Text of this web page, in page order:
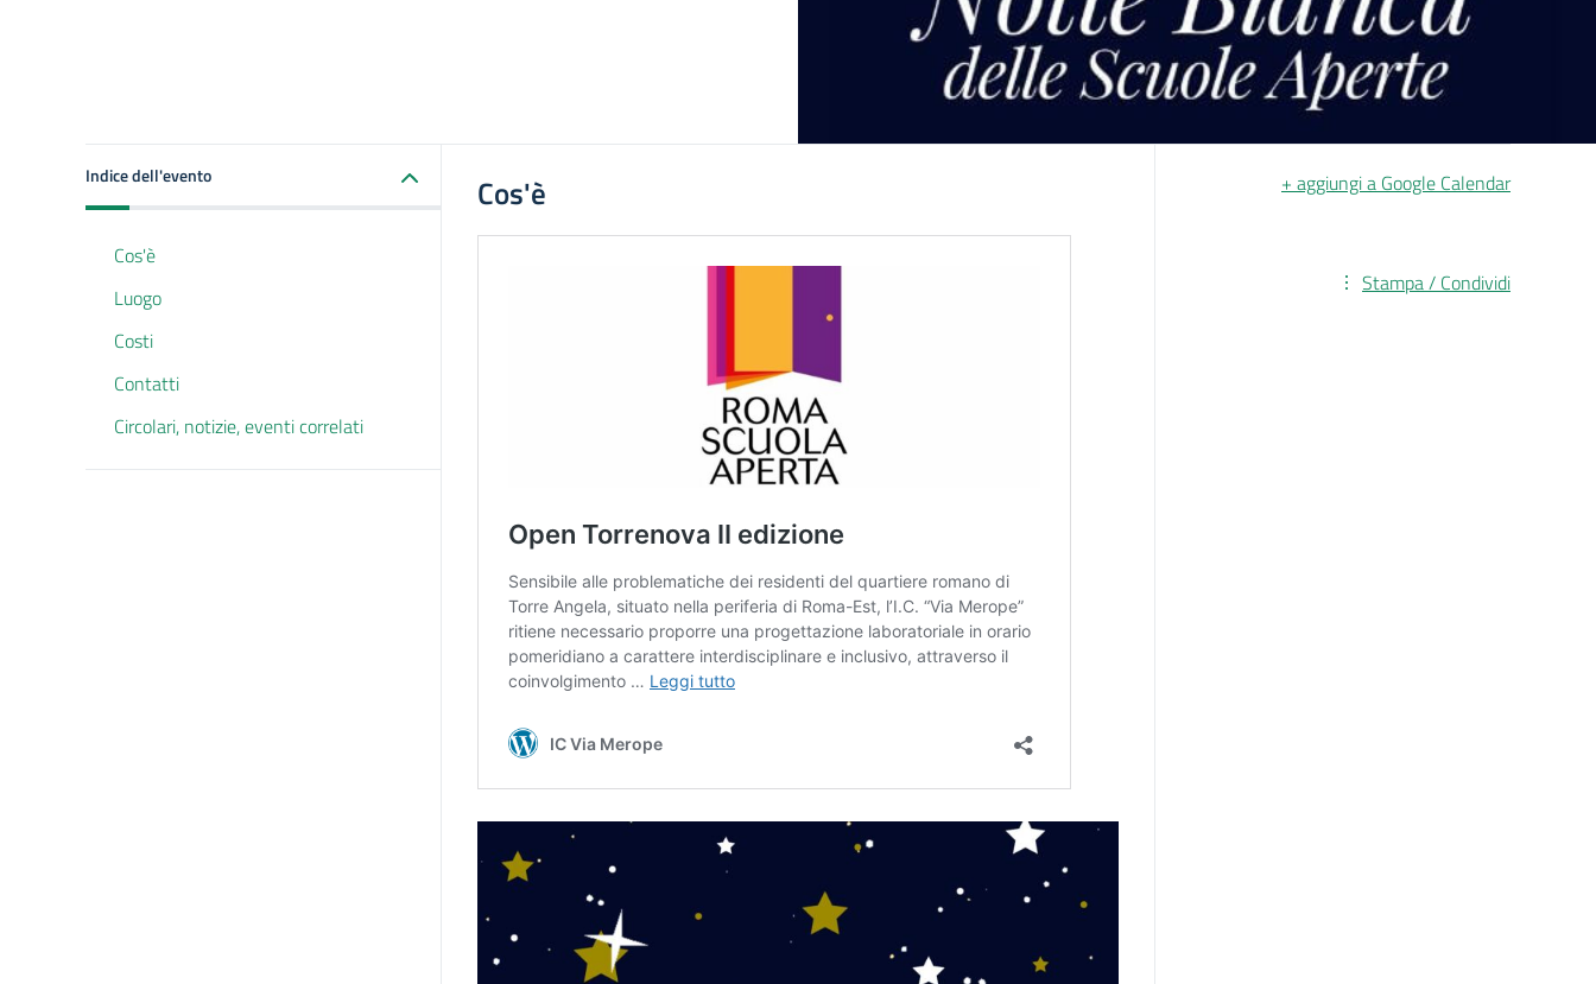
Indice dell'evento
Cos'è
Luogo
Costi
Contatti
Circolari, notizie, eventi correlati
Cos'è + aggiungi a Google Calendar
Stampa / Condividi